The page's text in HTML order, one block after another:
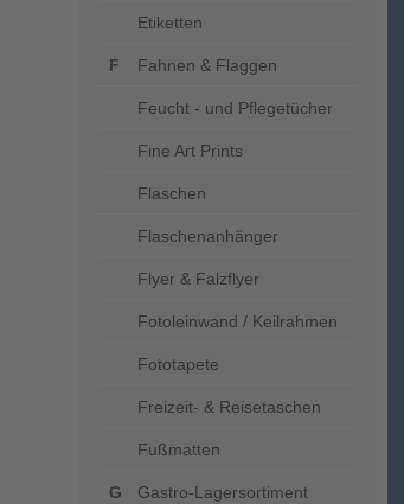
Etiketten
Fahnen & Flaggen
Feucht - und Pflegetücher
Fine Art Prints
Flaschen
Flaschenanhänger
Flyer & Falzflyer
Fotoleinwand / Keilrahmen
Fototapete
Freizeit- & Reisetaschen
Fußmatten
Gastro-Lagersortiment